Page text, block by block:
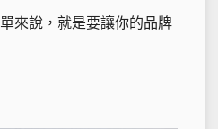
來說，就是要讓你的品牌